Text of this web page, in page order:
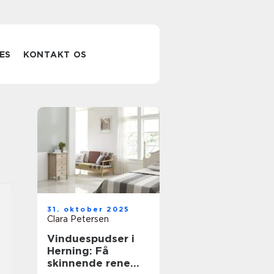
KONTAKT OS
31. oktober 2025
Clara Petersen
Vinduespudser i
Herning: Få
skinnende rene